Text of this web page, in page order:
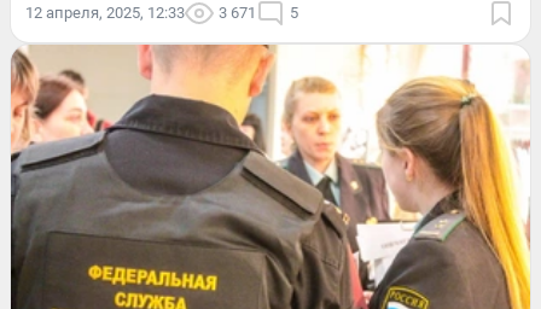
12 апреля, 2025, 12:33 3 671 5